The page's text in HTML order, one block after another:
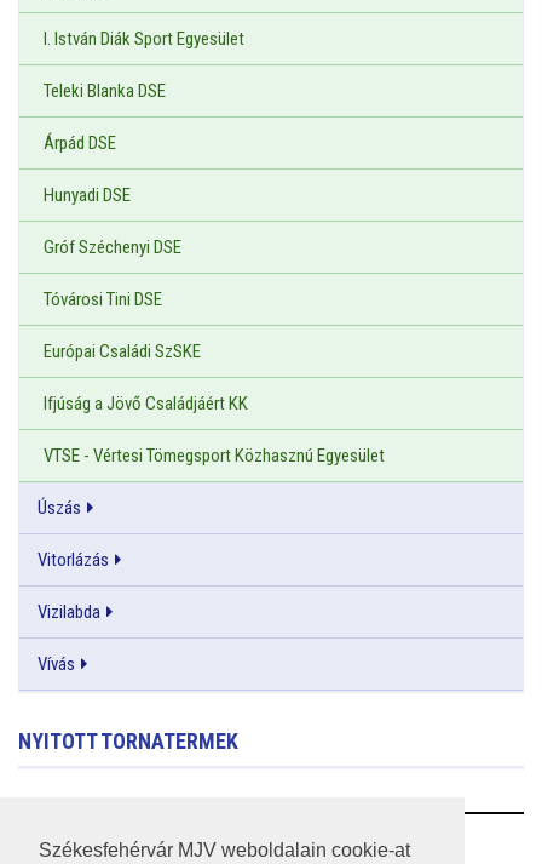
Székesfehérvár MJV weboldalain cookie-at
I. István Diák Sport Egyesület
Teleki Blanka DSE
Árpád DSE
Hunyadi DSE
Gróf Széchenyi DSE
Tóvárosi Tini DSE
Európai Családi SzSKE
Ifjúság a Jövő Családjáért KK
VTSE - Vértesi Tömegsport Közhasznú Egyesület
Úszás
Vitorlázás
Vizilabda
Vívás
NYITOTT TORNATERMEK
RSS